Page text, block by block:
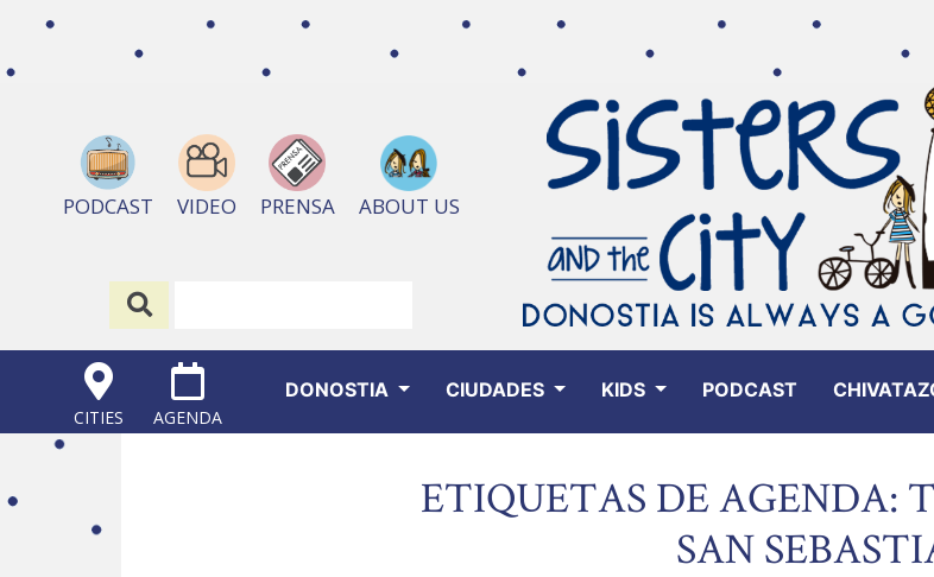
PODCAST VIDEO PRENSA ABOUT US
CITIES AGENDA
DONOSTIA CIUDADES KIDS PODCAST
ETIQUETAS DE AGENDA:
SAN